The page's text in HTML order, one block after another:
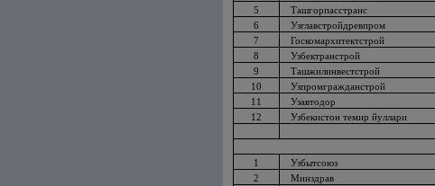
5
Ташгорпасстранс
6
Узглавстройдревпром
7
Госкомархитектстрой
8
Узбектранстрой
9
Ташжилинвестстрой
10
Узпромгражданстрой
11
Узавтодор
12
Узбекистон темир йуллари
1
Узбытсоюз
2
Минздрав